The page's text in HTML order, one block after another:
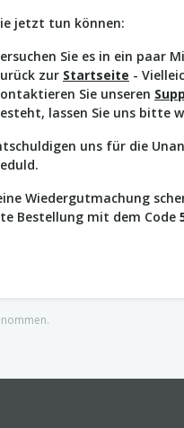
jetzt tun können:
Sie es in ein paar
zur Startseite -
Sie unseren
lassen Sie uns bitte
uns für die
Wiedergutmachung
Bestellung mit dem Code